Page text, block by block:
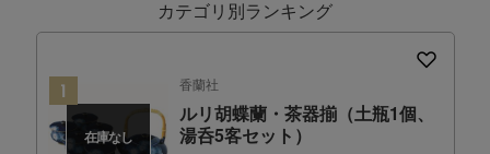
カテゴリ別ランキング
在庫なし
香蘭社
ルリ胡蝶蘭・茶器揃（土瓶1個、
湯呑5客セット）